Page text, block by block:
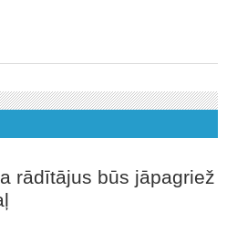
rādītājus būs jāpagriež